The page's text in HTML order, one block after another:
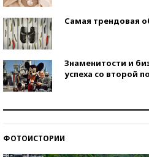
Самая трендовая
Знаменитости и
успеха со второй
ФОТОИСТОРИИ